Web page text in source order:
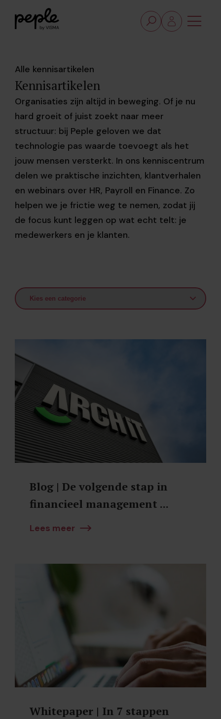
Alle kennisartikelen
Kennisartikelen
Organisaties zijn altijd in beweging. Of je nu
hard groeit of juist zoekt naar meer
structuur: bij Peple geloven we dat
technologie pas waarde toevoegt als het
jouw mensen versterkt. In ons kenniscentrum
delen we praktische inzichten, klantverhalen
en webinars over HR, Payroll en Finance. Zo
helpen we je frictie weg te nemen, zodat jij
de focus kunt leggen op wat echt telt: je
medewerkers en je klanten.
Blog | De volgende stap in
financieel management ...
Lees meer
Whitepaper | In 7 stappen